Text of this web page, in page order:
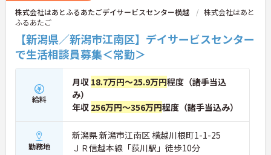
株式会社はあとふるあたごデイサービスセンター横越
株式会社はあと
ふるあたご
【新潟県／新潟市江南区】デイサービスセンター
で生活相談員募集＜常勤＞
給料
月収 18.7万円～25.9万円程度（諸手当込
み）
年収 256万円～356万円程度（諸手当込み）
勤務地
新潟県 新潟市江南区 横越川根町1-1-25
ＪＲ信越本線「荻川駅」徒歩10分